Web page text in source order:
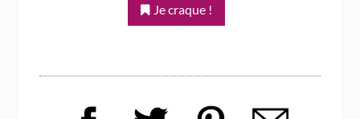
Je craque !